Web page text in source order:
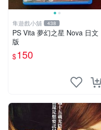
隼遊戲小舖 438
PS Vita 夢幻之星 Nova 日文
版
$150